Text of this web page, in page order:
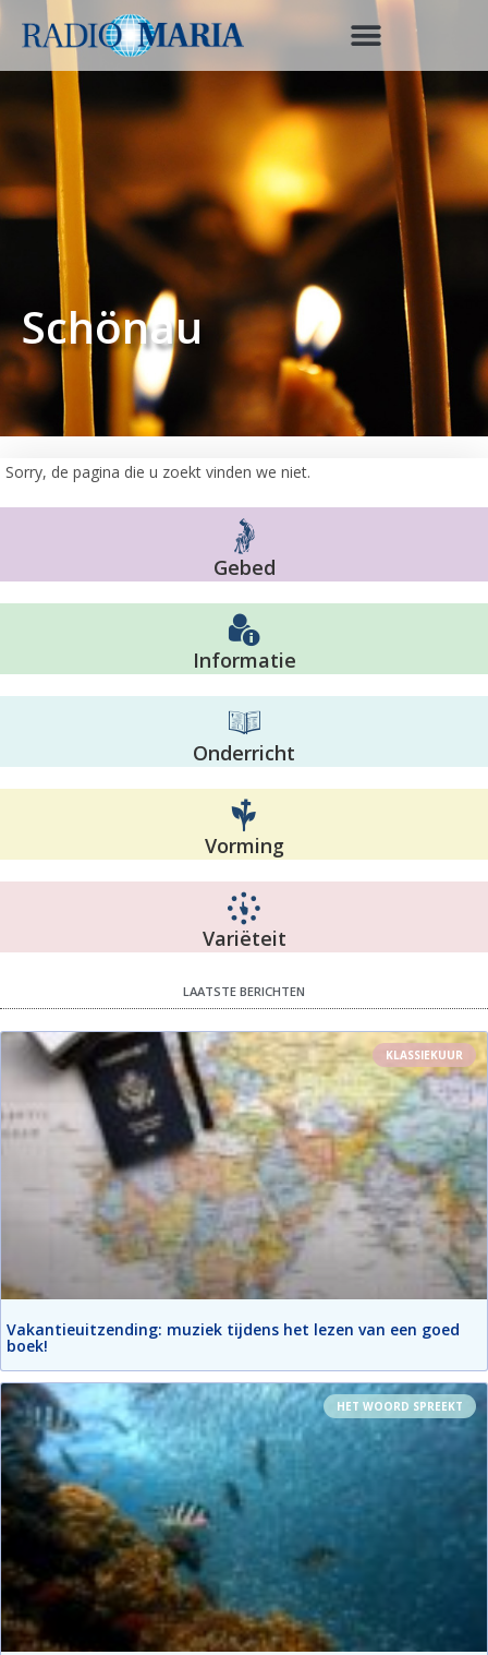
Schönau
Sorry, de pagina die u zoekt vinden we niet.
Gebed
Informatie
Onderricht
Vorming
Variëteit
LAATSTE BERICHTEN
KLASSIEKUUR
Vakantieuitzending: muziek tijdens het lezen van een goed
boek!
HET WOORD SPREEKT